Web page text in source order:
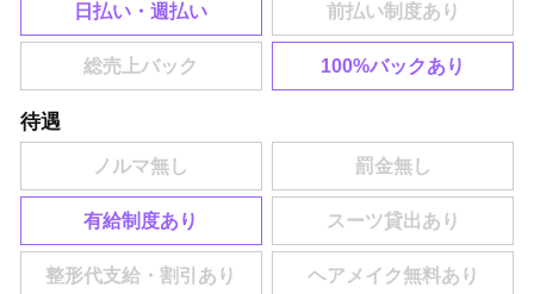
日払い・週払い
100%バックあり
待遇
有給制度あり